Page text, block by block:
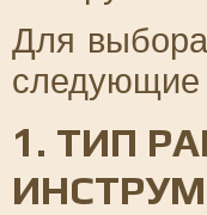
Для выбора
следующие
1. ТИП